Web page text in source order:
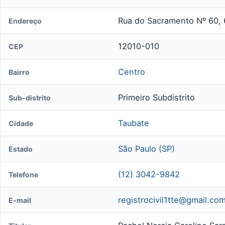
Endereço Rua do Sacramento Nº 60,
CEP 12010-010
Bairro Centro
Sub-distrito Primeiro Subdistrito
Cidade Taubate
Estado São Paulo (SP)
Telefone (12) 3042-9842
E-mail